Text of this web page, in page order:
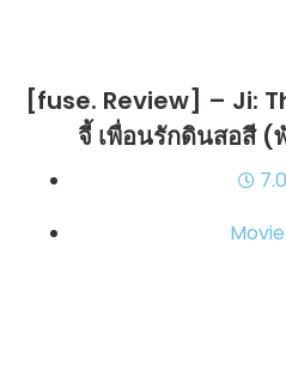
[fuse. Review] – Ji:
จี้ เพื่อนรักดินสอสี